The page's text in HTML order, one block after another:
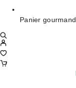
Panier gourmand